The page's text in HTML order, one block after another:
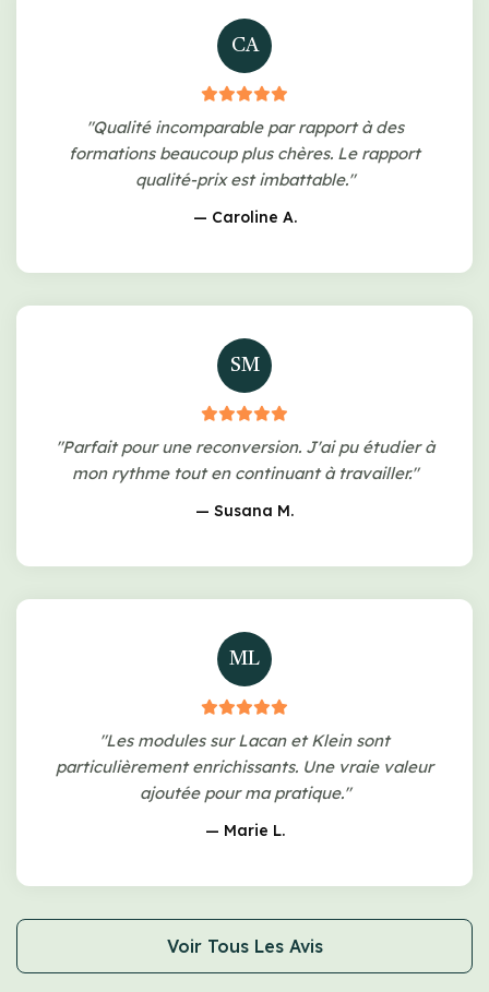
CA
"Qualité incomparable par rapport à des
formations beaucoup plus chères. Le rapport
qualité-prix est imbattable."
— Caroline A.
SM
"Parfait pour une reconversion. J'ai pu étudier à
mon rythme tout en continuant à travailler."
— Susana M.
ML
"Les modules sur Lacan et Klein sont
particulièrement enrichissants. Une vraie valeur
ajoutée pour ma pratique."
— Marie L.
Voir Tous Les Avis